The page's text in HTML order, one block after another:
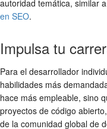
autoridad temática, similar
en SEO.
Impulsa tu
Para el desarrollador
habilidades más
hace más empleable, sino
proyectos de código
de la comunidad global de